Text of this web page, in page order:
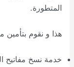
المتطورة.
هذا و نقوم بتأمين
خدمة نسخ مفاتيح